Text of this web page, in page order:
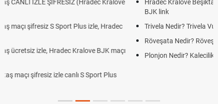
Hradec Kralove Beşiktaş maçı şifresiz tv100 izle, Hradec Kralove
Trivela Nedir? Trivela Vuruşu Nasıl Yapılır?
Röveşata Nedir? Röveşata Vuruşu Nasıl Yapılır?
Plonjon Nedir? Kalecilikte Plonjon Hareketi Nasıl Yapılır?